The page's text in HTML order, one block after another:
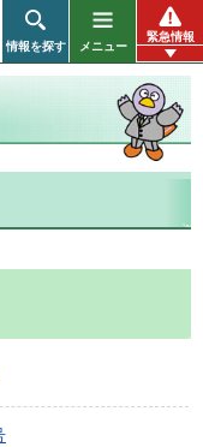
情報を探す メニュー
緊急情報